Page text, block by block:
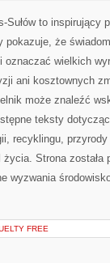
Sułów to inspirujący
pokazuje, że
oznaczać wielkich
ani kosztownych
może znaleźć
teksty
recyklingu,
Strona została
wyzwania
FREE